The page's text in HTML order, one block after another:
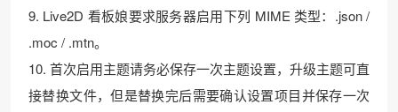
9. Live2D 看板娘要求服务器启用下列 MIME 类型：.json /
.moc / .mtn。
10. 首次启用主题请务必保存一次主题设置，升级主题可直
接替换文件，但是替换完后需要确认设置项目并保存一次